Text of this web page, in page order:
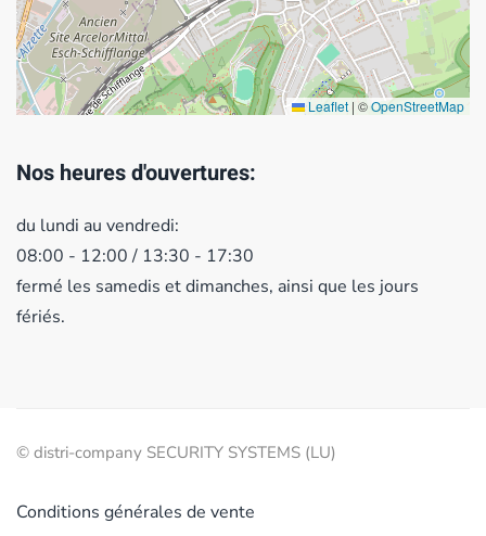
Leaflet | ©OpenStreetMap
Nos heures d'ouvertures:
du lundi au vendredi:
08:00 - 12:00 / 13:30 - 17:30
fermé les samedis et dimanches, ainsi que les jours
fériés.
© distri-company SECURITY SYSTEMS (LU)
Conditions générales de vente